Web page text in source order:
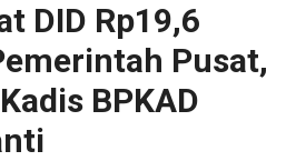
DID Rp19,6
Pusat,
BPKAD